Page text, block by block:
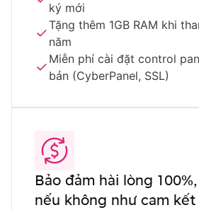
ký mới
Tặng thêm 1GB RAM khi
năm
Miễn phí cài đặt control
bản (CyberPanel, SSL)
Bảo đảm hài lòng
nếu không như cam kết